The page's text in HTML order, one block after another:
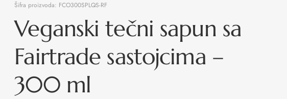
Šifra proizvoda: FCO300SPLQS-RF
Veganski tečni sapun sa
Fairtrade sastojcima –
300 ml